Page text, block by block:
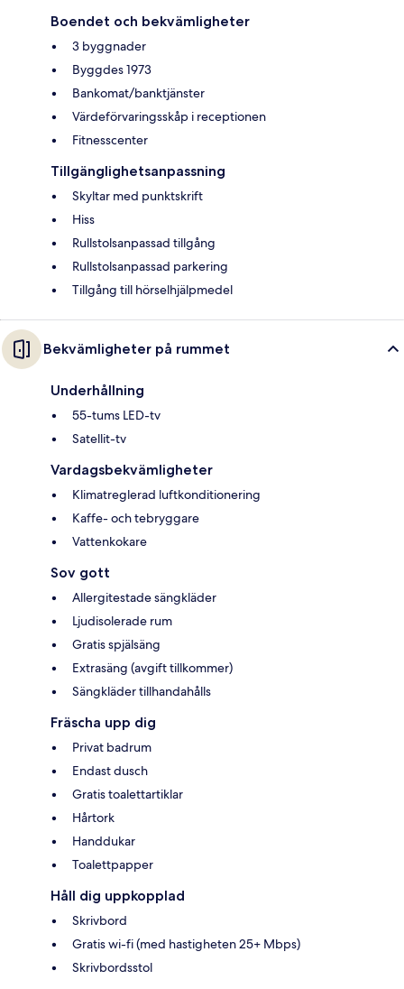
Boendet och bekvämligheter
3 byggnader
Byggdes 1973
Bankomat/banktjänster
Värdeförvaringsskåp i receptionen
Fitnesscenter
Tillgänglighetsanpassning
Skyltar med punktskrift
Hiss
Rullstolsanpassad tillgång
Rullstolsanpassad parkering
Tillgång till hörselhjälpmedel
Bekvämligheter på rummet
Underhållning
55-tums LED-tv
Satellit-tv
Vardagsbekvämligheter
Klimatreglerad luftkonditionering
Kaffe- och tebryggare
Vattenkokare
Sov gott
Allergitestade sängkläder
Ljudisolerade rum
Gratis spjälsäng
Extrasäng (avgift tillkommer)
Sängkläder tillhandahålls
Fräscha upp dig
Privat badrum
Endast dusch
Gratis toalettartiklar
Hårtork
Handdukar
Toalettpapper
Håll dig uppkopplad
Skrivbord
Gratis wi-fi (med hastigheten 25+ Mbps)
Skrivbordsstol